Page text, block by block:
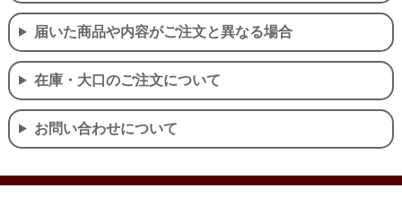
届いた商品や内容がご注文と異なる場合
在庫・大口のご注文について
お問い合わせについて